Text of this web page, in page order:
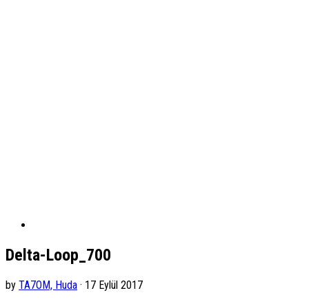
Delta-Loop_700
by TA7OM, Huda · 17 Eylül 2017